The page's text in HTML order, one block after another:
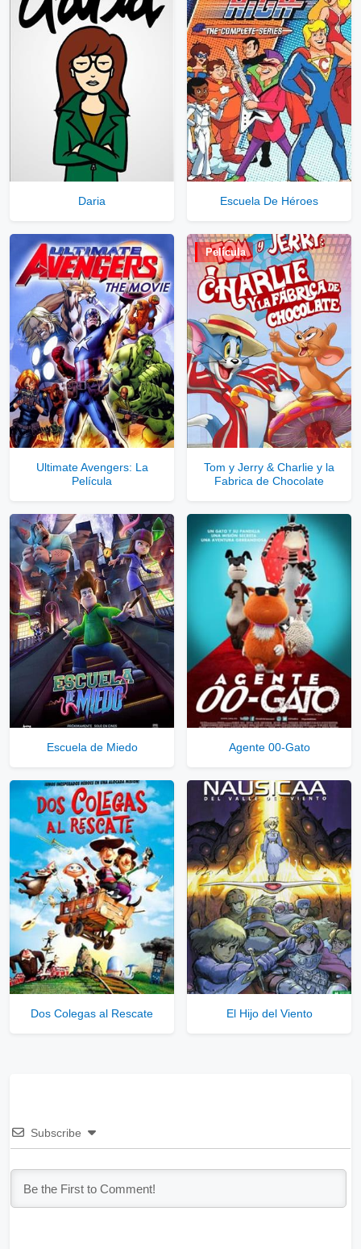
▷Enlaces Privados VIP⇓
Ver Enlaces Privados VIP
Servidores directos
Solo disponible para usuarios registrados.
Daria Escuela De Héroes
Ultimate Avengers: La
Película
Película
Tom y Jerry & Charlie y la
Fabrica de Chocolate
Escuela de Miedo Agente 00-Gato
Dos Colegas al Rescate El Hijo del Viento
Subscribe